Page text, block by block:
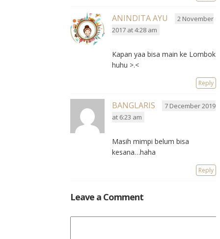
ANINDITA AYU
2 November
2017 at 4:28 am
Kapan yaa bisa main ke Lombok
huhu >.<
Reply
BANGLARIS
7 December 2019
at 6:23 am
Masih mimpi belum bisa
kesana…haha
Reply
Leave a Comment